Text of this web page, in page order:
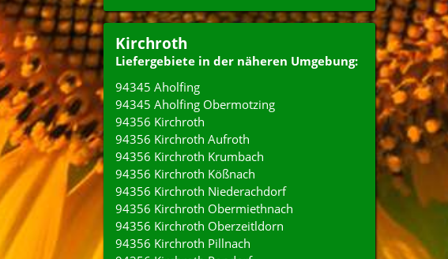
Kirchroth
Liefergebiete in der näheren Umgebung:
94345 Aholfing
94345 Aholfing Obermotzing
94356 Kirchroth
94356 Kirchroth Aufroth
94356 Kirchroth Krumbach
94356 Kirchroth Kößnach
94356 Kirchroth Niederachdorf
94356 Kirchroth Obermiethnach
94356 Kirchroth Oberzeitldorn
94356 Kirchroth Pillnach